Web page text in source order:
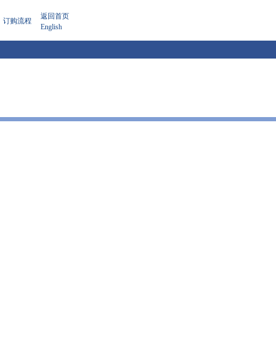
订购流程
返回首页
English